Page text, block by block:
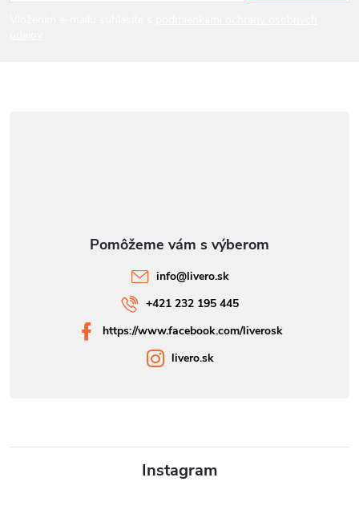
Instagram
info@livero.sk
+421 232 195 445
https://www.facebook.com/liverosk
livero.sk